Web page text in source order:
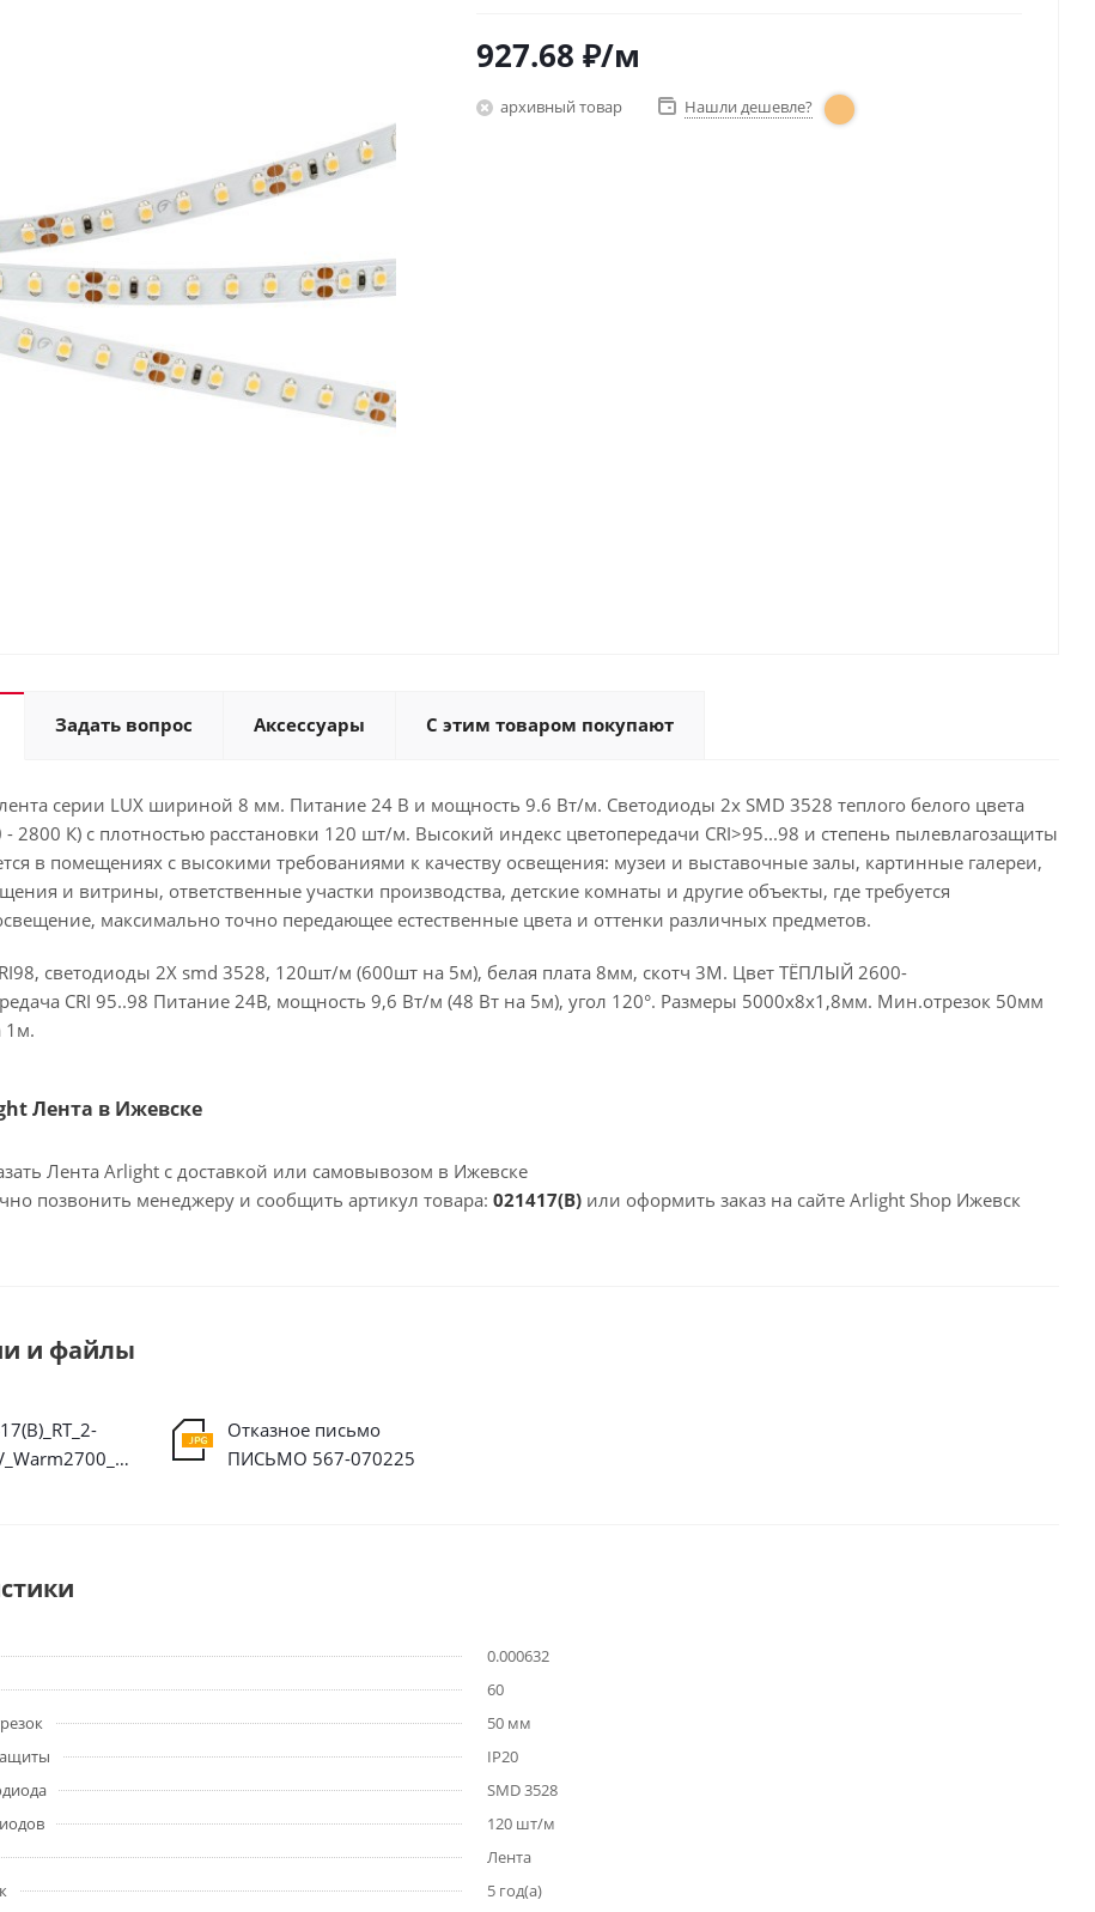
927.68 ₽/м
архивный товар Нашли дешевле?
Задать вопрос Аксессуары С этим товаром покупают
серии LUX шириной 8 мм. Питание 24 В и мощность 9.6 Вт/м. Светодиоды 2x SMD 3528 теплого белого цвета
- 2800 К) с плотностью расстановки 120 шт/м. Высокий индекс цветопередачи CRI>95...98 и степень пылевлагозащиты
в помещениях с высокими требованиями к качеству освещения: музеи и выставочные залы, картинные галереи,
и витрины, ответственные участки производства, детские комнаты и другие объекты, где требуется
максимально точно передающее естественные цвета и оттенки различных предметов.
светодиоды 2X smd 3528, 120шт/м (600шт на 5м), белая плата 8мм, скотч 3М. Цвет ТЁПЛЫЙ 2600-
CRI 95..98 Питание 24В, мощность 9,6 Вт/м (48 Вт на 5м), угол 120°. Размеры 5000х8х1,8мм. Мин.отрезок 50мм
1м.
Лента в Ижевске
Лента Arlight с доставкой или самовывозом в Ижевске
позвонить менеджеру и сообщить артикул товара: 021417(B) или оформить заказ на сайте Arlight Shop Ижевск
и файлы
5000_24V_Warm2700_2x_3528_600_LED_CRI98.ies
Отказное письмо
ПИСЬМО 567-070225
0.000632
60
50 мм
IP20
SMD 3528
120 шт/м
Лента
5 год(а)